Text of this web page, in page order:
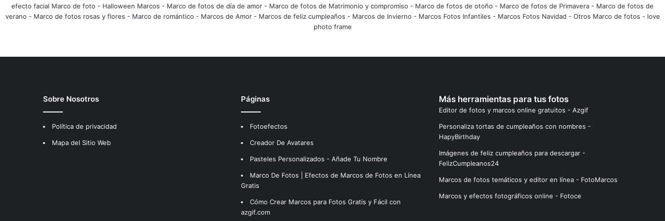
efecto facial Marco de foto - Halloween Marcos - Marco de fotos de día de amor - Marco de fotos de Matrimonio y compromiso - Marco de fotos de otoño - Marco de fotos de Primavera - Marco de fotos de
verano - Marco de fotos rosas y flores - Marco de romántico - Marcos de Amor- Marcos de feliz cumpleaños - Marcos de Invierno - Marcos Fotos Infantiles - Marcos Fotos Navidad - Otros Marco de fotos - love
photo frame
Sobre Nosotros
Política de privacidad
Mapa del Sitio Web
Páginas
Fotoefectos
Creador De Avatares
Pasteles Personalizados - Añade Tu Nombre
Marco De Fotos | Efectos de Marcos de Fotos en Línea
Gratis
Cómo Crear Marcos para Fotos Gratis y Fácil con
azgif.com
Más herramientas para tus fotos
Editor de fotos y marcos online gratuitos - Azgif
Personaliza tortas de cumpleaños con nombres -
HapyBirthday
Imágenes de feliz cumpleaños para descargar -
FelizCumpleanos24
Marcos de fotos temáticos y editor en línea - FotoMarcos
Marcos y efectos fotográficos online - Fotoce